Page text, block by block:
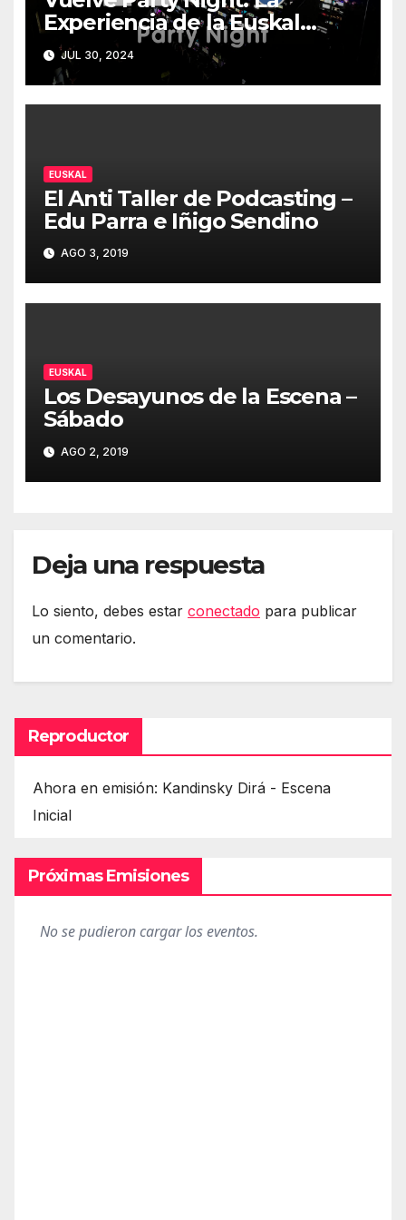
Experiencia de la Euskal
Encounter 32 – Party Night
2024
JUL 30, 2024
EUSKAL
El Anti Taller de Podcasting –
Edu Parra e Iñigo Sendino
AGO 3, 2019
EUSKAL
Los Desayunos de la Escena –
Sábado
AGO 2, 2019
Deja una respuesta
Lo siento, debes estar conectado para publicar
un comentario.
Reproductor
Ahora en emisión: Kandinsky Dirá - Escena
Inicial
Próximas Emisiones